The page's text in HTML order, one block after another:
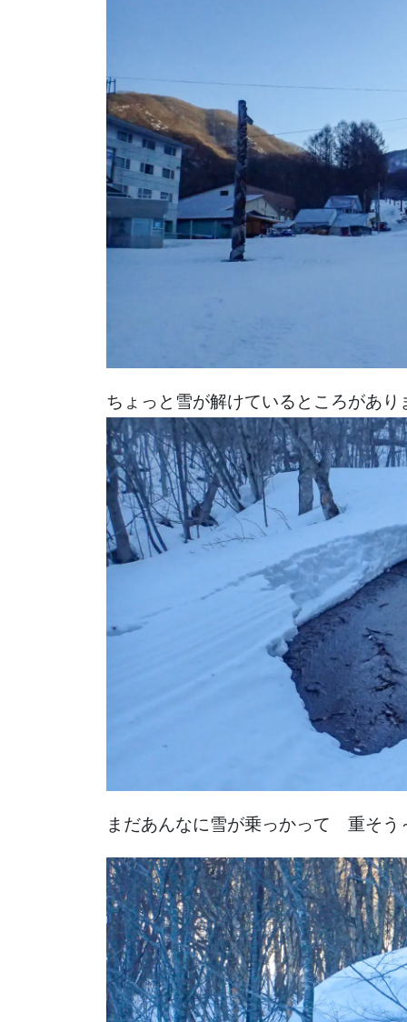
ちょっと雪が解けているところがあり
まだあんなに雪が乗っかって 重そ